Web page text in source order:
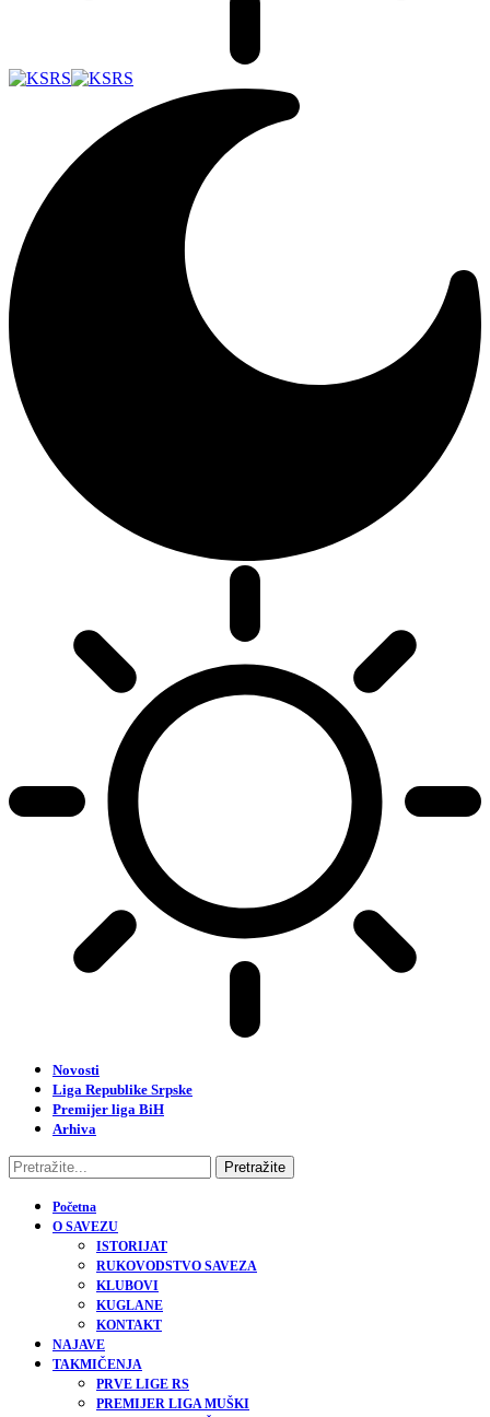
Novosti
Liga Republike Srpske
Premijer liga BiH
Arhiva
Početna
O SAVEZU
ISTORIJAT
RUKOVODSTVO SAVEZA
KLUBOVI
KUGLANE
KONTAKT
NAJAVE
TAKMIČENJA
PRVE LIGE RS
PREMIJER LIGA MUŠKI